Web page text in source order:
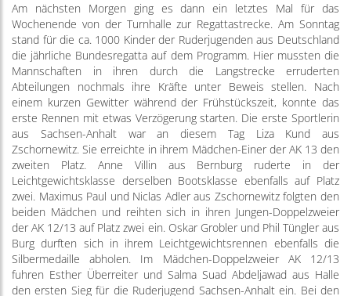
Am nächsten Morgen ging es dann ein letztes Mal für das
Wochenende von der Turnhalle zur Regattastrecke. Am Sonntag
stand für die ca. 1000 Kinder der Ruderjugenden aus Deutschland
die jährliche Bundesregatta auf dem Programm. Hier mussten die
Mannschaften in ihren durch die Langstrecke erruderten
Abteilungen nochmals ihre Kräfte unter Beweis stellen. Nach
einem kurzen Gewitter während der Frühstückszeit, konnte das
erste Rennen mit etwas Verzögerung starten. Die erste Sportlerin
aus Sachsen-Anhalt war an diesem Tag Liza Kund aus
Zschornewitz. Sie erreichte in ihrem Mädchen-Einer der AK 13 den
zweiten Platz. Anne Villin aus Bernburg ruderte in der
Leichtgewichtsklasse derselben Bootsklasse ebenfalls auf Platz
zwei. Maximus Paul und Niclas Adler aus Zschornewitz folgten den
beiden Mädchen und reihten sich in ihren Jungen-Doppelzweier
der AK 12/13 auf Platz zwei ein. Oskar Grobler und Phil Tüngler aus
Burg durften sich in ihrem Leichtgewichtsrennen ebenfalls die
Silbermedaille abholen. Im Mädchen-Doppelzweier AK 12/13
fuhren Esther Überreiter und Salma Suad Abdeljawad aus Halle
den ersten Sieg für die Ruderjugend Sachsen-Anhalt ein. Bei den